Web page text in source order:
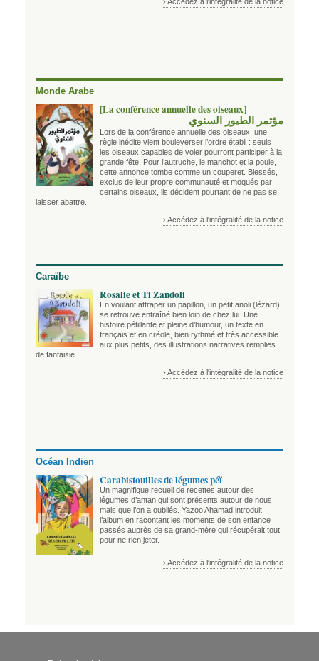
› Accédez à l'intégralité de la notice
Monde Arabe
[La conférence annuelle des oiseaux]
مؤتمر الطيور السنوي
Lors de la conférence annuelle des oiseaux, une
règle inédite vient bouleverser l’ordre établi : seuls
les oiseaux capables de voler pourront participer à la
grande fête. Pour l’autruche, le manchot et la poule,
cette annonce tombe comme un couperet. Blessés,
exclus de leur propre communauté et moqués par
certains oiseaux, ils décident pourtant de ne pas se
laisser abattre.
› Accédez à l'intégralité de la notice
Caraïbe
Rosalie et Ti Zandoli
En voulant attraper un papillon, un petit anoli (lézard)
se retrouve entraîné bien loin de chez lui. Une
histoire pétillante et pleine d’humour, un texte en
français et en créole, bien rythmé et très accessible
aux plus petits, des illustrations narratives remplies
de fantaisie.
› Accédez à l'intégralité de la notice
Océan Indien
Carabistouilles de légumes péï
Un magnifique recueil de recettes autour des
légumes d’antan qui sont présents autour de nous
mais que l’on a oubliés. Yazoo Ahamad introduit
l’album en racontant les moments de son enfance
passés auprès de sa grand-mère qui récupérait tout
pour ne rien jeter.
› Accédez à l'intégralité de la notice